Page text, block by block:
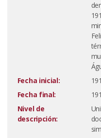
Fecha inicial:
Fecha final:
Nivel de
descripción: